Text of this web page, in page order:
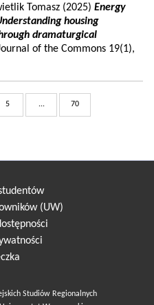
Tomasz (2025) Energy
housing
dramaturgical
of the Commons 19(1),
5 ... 70
(UW)
Studiów Regionalnych